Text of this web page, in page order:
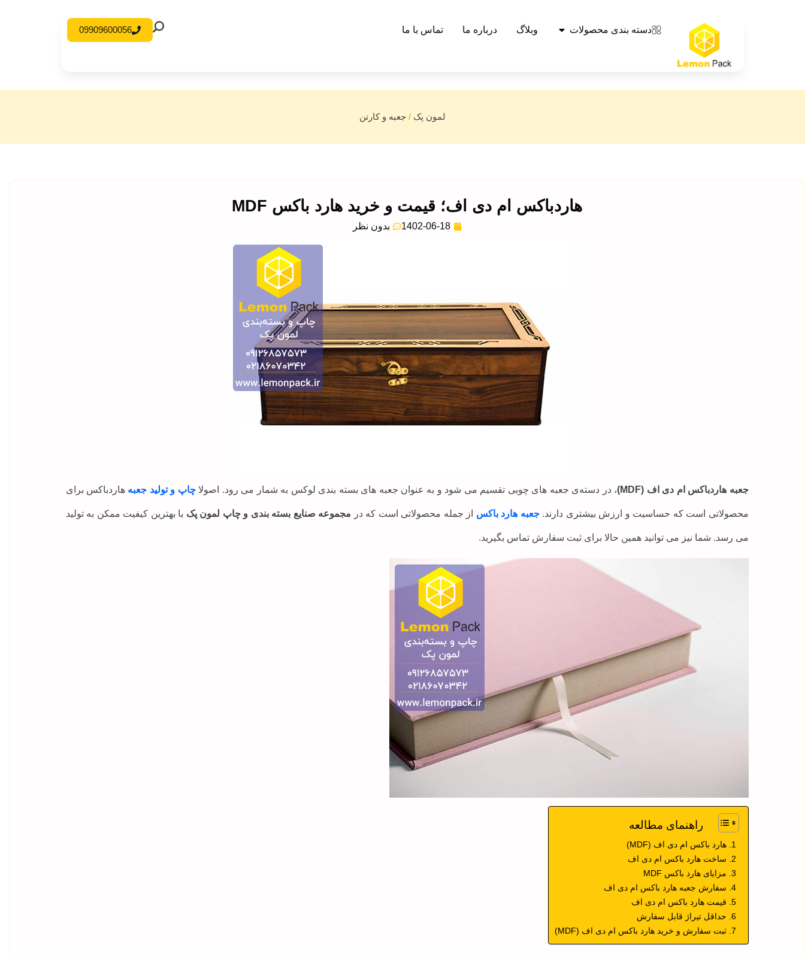
دسته بندی محصولات وبلاگ درباره ما تماس با ما 09909600056
لمون پک / جعبه و کارتن
هاردباکس ام دی اف؛ قیمت و خرید هارد باکس MDF
1402-06-18 بدون نظر
جعبه هاردباکس ام دی اف (MDF) ، در دسته‌ی جعبه های چوبی تقسیم می شود و به عنوان جعبه های بسته بندی لوکس به شمار می رود. اصولاچاپ و تولید جعبه هاردباکس برای
محصولاتی است که حساسیت و ارزش بیشتری دارند.جعبه هارد باکس از جمله محصولاتی است که در مجموعه صنایع بسته بندی و چاپ لمون پک با بهترین کیفیت ممکن به تولید
می رسد. شما نیز می توانید همین حالا برای ثبت سفارش تماس بگیرید.
راهنمای مطالعه
هارد باکس ام دی اف (MDF)
ساخت هارد باکس ام دی اف
مزایای هارد باکس MDF
سفارش جعبه هارد باکس ام دی اف
قیمت هارد باکس ام دی اف
حداقل تیراژ قابل سفارش
ثبت سفارش و خرید هارد باکس ام دی اف (MDF)